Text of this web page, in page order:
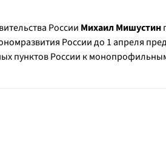
России Михаил Мишустин
России до 1 апреля
пунктов России к